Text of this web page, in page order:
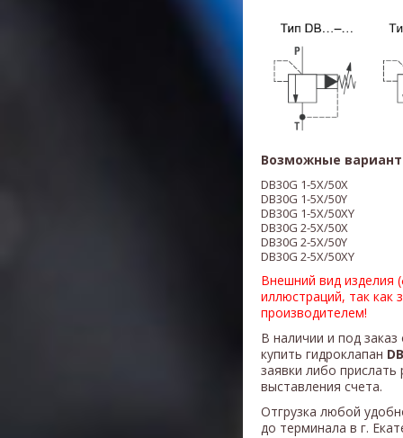
Возможные
DB30G 1-5X/50X
DB30G 1-5X/50Y
DB30G 1-5X/50XY
DB30G 2-5X/50X
DB30G 2-5X/50Y
DB30G 2-5X/50XY
Внешний вид изделия
иллюстраций, так как
производителем!
В наличии и под
купить гидроклапан
заявки либо
выставления счета.
Отгрузка любой
до терминала в г.